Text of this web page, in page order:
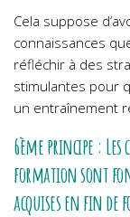
Cela suppose
connaissances
réfléchir à des
stimulantes pour
un entraînement
6ème principe :
formation sont
acquises en fin